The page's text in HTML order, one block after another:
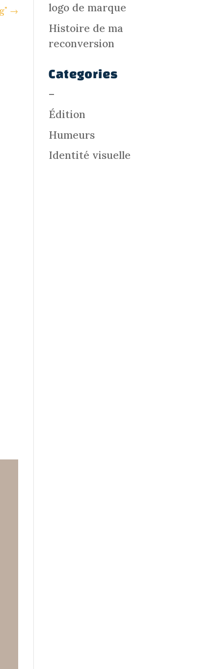
→
logo de marque
Histoire de ma
reconversion
Categories
–
Édition
Humeurs
Identité visuelle